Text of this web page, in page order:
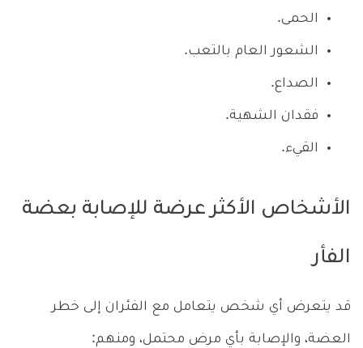
الحمى.
الشعور العام بالتعب.
الصداع.
فقدان الشهية.
القيء.
الأشخاص الأكثر عرضة للإصابة بعضة
الفأر
قد يتعرض أي شخص يتعامل مع الفئران إلى خطر
العضة، والإصابة بأي مرض محتمل، ومنهم: